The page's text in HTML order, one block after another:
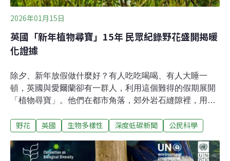
2026年01月15日
英國「新年植物尋寶」15年 民眾紀錄野花盛開揭暖
化證據
除夕、新年放假做什麼好？有人吃吃喝喝、有人大睡一
頓，英國與愛爾蘭卻有一群人，利用這個難得的假期展開
「植物尋寶」。他們在都市角落，郊外岩石縫隙裡，用手
寶者有共同的斬獲，雛菊、蒲公英綻放，美麗又驚喜。然
訊」。一同出遊植物尋寶趣新年植物尋寶（New Year
野花 英國 生物多樣性 深度低碳新聞 公民科學